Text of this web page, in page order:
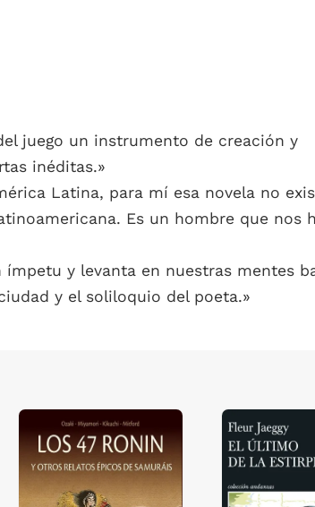
juego un instrumento de creación y
inéditas.»
Latina, para mí esa novela no
Es un hombre que nos
y levanta en nuestras mentes
y el soliloquio del poeta.»